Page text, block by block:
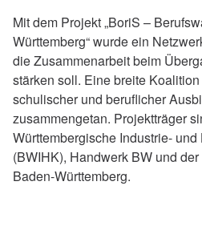
Mit dem Projekt „BoriS –
Württemberg“ wurde ein
die Zusammenarbeit beim
stärken soll. Eine breite
schulischer und beruflicher
zusammengetan. Projektträger
Württembergische Industrie-
(BWIHK), Handwerk BW und
Baden-Württemberg.